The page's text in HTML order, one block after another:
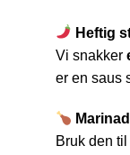
Heftig
Vi snakker
er en saus
Bruk den